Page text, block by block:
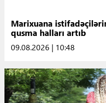
Marixuana
qusma halları artıb
09.08.2026 | 10:48